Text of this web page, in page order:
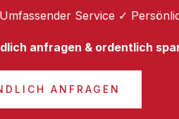
Service ✓
anfragen & ordentlich
ANFRAGEN